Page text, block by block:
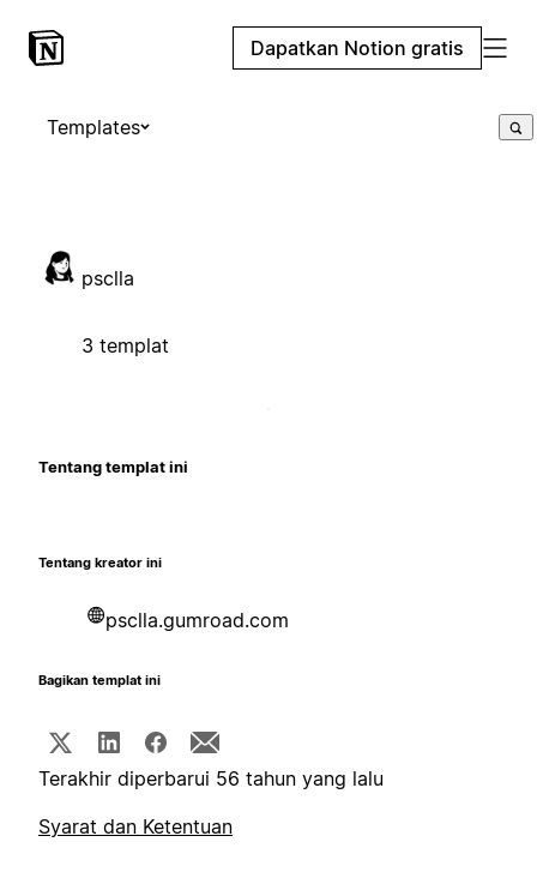
Dapatkan Notion gratis
Templates
psclla
3 templat
Tentang templat ini
Tentang kreator ini
psclla.gumroad.com
Bagikan templat ini
Terakhir diperbarui 56 tahun yang lalu
Syarat dan Ketentuan